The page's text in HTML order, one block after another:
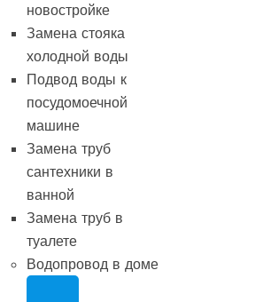
новостройке
Замена стояка
холодной воды
Подвод воды к
посудомоечной
машине
Замена труб
сантехники в
ванной
Замена труб в
туалете
Водопровод в доме